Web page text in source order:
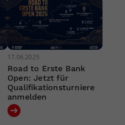
17.06.2025
Road to Erste Bank
Open: Jetzt für
Qualifikationsturniere
anmelden